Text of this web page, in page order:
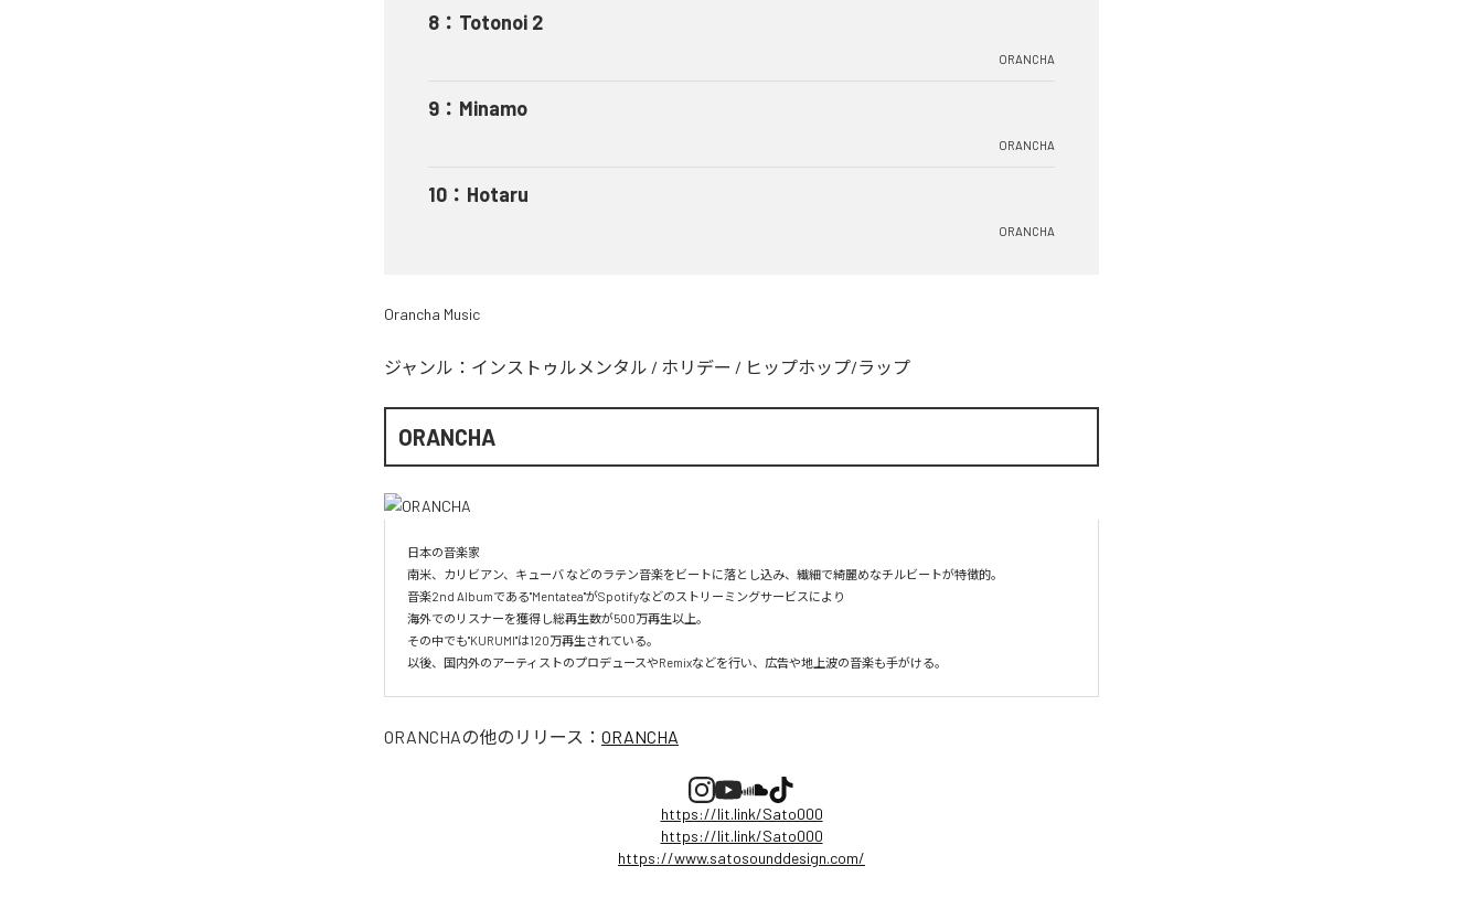
8 ： Totonoi 2
ORANCHA
9 ： Minamo
ORANCHA
10 ： Hotaru
ORANCHA
Orancha Music
ジャンル： インストゥルメンタル / ホリデー / ヒップホップ/ラップ
ORANCHA
日本の音楽家
南米、カリビアン、キューバ などのラテン音楽をビートに落とし込み、繊細で綺麗めなチルビートが特徴的。
音楽2nd Albumである"Mentatea"がSpotifyなどのストリーミングサービスにより
海外でのリスナーを獲得し総再生数が500万再生以上。
その中でも"KURUMI"は120万再生されている。
以後、国内外のアーティストのプロデュースやRemixなどを行い、広告や地上波の音楽も手がける。
ORANCHAの他のリリース： ORANCHA
https://lit.link/Sato000
https://lit.link/Sato000
https://www.satosounddesign.com/